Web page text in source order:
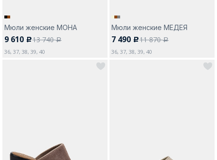
Да, все верно Изменить город
Мюли женские МОНА
9 610 c13 740a
36, 37, 38, 39, 40
Мюли женские МЕДЕЯ
7 490 c11 870a
36, 37, 38, 39, 40